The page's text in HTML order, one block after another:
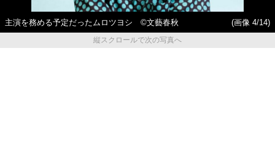
主演を務める予定だったムロツヨシ ©文藝春秋
(画像 4/14)
縦スクロールで次の写真へ